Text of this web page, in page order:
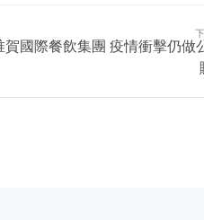
賀國際餐飲集團 疫情衝擊仍做